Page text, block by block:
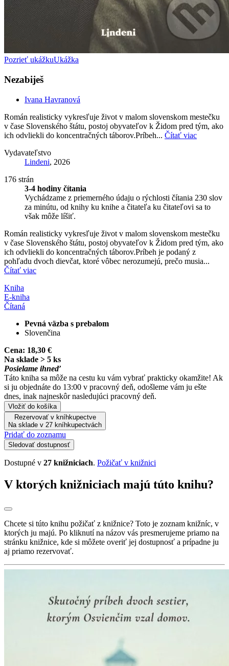
Pozrieť ukážkuUkážka
Nezabiješ
Ivana Havranová
Román realisticky vykresľuje život v malom slovenskom mestečku
v čase Slovenského štátu, postoj obyvateľov k Židom pred tým, ako
ich odvliekli do koncentračných táborov.Príbeh... Čítať viac
Vydavateľstvo
Lindeni, 2026
176 strán
3-4 hodiny čítania
Vychádzame z priemerného údaju o rýchlosti čítania 230 slov
za minútu, od knihy ku knihe a čitateľa ku čitateľovi sa to
však môže líšiť.
Román realisticky vykresľuje život v malom slovenskom mestečku
v čase Slovenského štátu, postoj obyvateľov k Židom pred tým, ako
ich odvliekli do koncentračných táborov.Príbeh je podaný z
pohľadu dvoch dievčat, ktoré vôbec nerozumejú, prečo musia...
Čítať viac
Kniha
E-kniha
Čítaná
Pevná väzba s prebalom
Slovenčina
Cena: 18,30 €
Na sklade > 5 ks
Posielame ihneď
Táto kniha sa môže na cestu ku vám vybrať prakticky okamžite! Ak
si ju objednáte do 13:00 v pracovný deň, odošleme vám ju ešte
dnes, inak najneskôr nasledujúci pracovný deň.
Vložiť do košíka
Rezervovať v kníhkupectve
Na sklade v 27 kníhkupectvách
Pridať do zoznamu
Sledovať dostupnosť
Dostupné v 27 knižniciach. Požičať v knižnici
V ktorých knižniciach majú túto knihu?
Chcete si túto knihu požičať z knižnice? Toto je zoznam knižníc, v
ktorých ju majú. Po kliknutí na názov vás presmerujeme priamo na
stránku knižnice, kde si môžete overiť jej dostupnosť a prípadne ju
aj priamo rezervovať.